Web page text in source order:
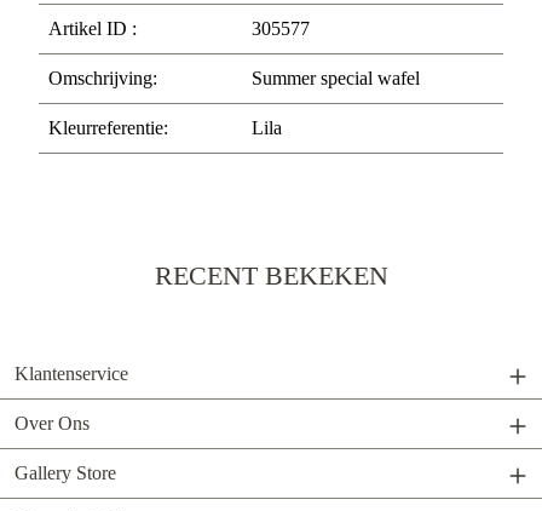
Artikel ID : 305577
Omschrijving: Summer special wafel
Kleurreferentie: Lila
RECENT BEKEKEN
Klantenservice
Over Ons
Gallery Store